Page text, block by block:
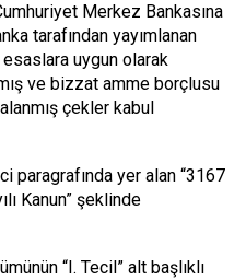
Merkez Bankasına
tarafından yayımlanan
uygun olarak
ve bizzat amme borçlusu
çekler kabul
paragrafında yer alan “3167
Kanun” şeklinde
“I. Tecil” alt başlıklı